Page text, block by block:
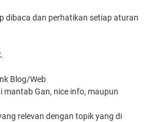
dibaca dan perhatikan setiap aturan
Blog/Web
Gan, nice info, maupun
relevan dengan topik yang di